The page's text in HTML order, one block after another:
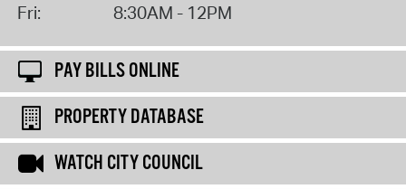
Fri: 8:30AM - 12PM
PAY BILLS ONLINE
PROPERTY DATABASE
WATCH CITY COUNCIL